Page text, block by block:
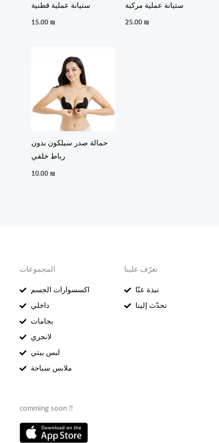
ستيانة عملية قطنية
15.00 ₪
ستيانة عملية مركبة
25.00 ₪
حمالة صدر سيلكون بدون
رباط خلفي
10.00 ₪
المجموعات
اكسسوارات الجسم
داخلي
بجامات
لانجري
لبس بيتي
ملابس سباحة
تعرّف علينا
نبذة عنّا
تحدّث إلينا
comming soon !!